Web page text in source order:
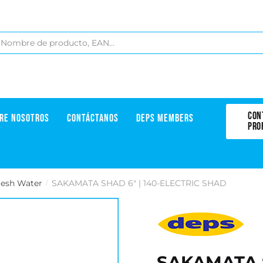
NOSOTROS CONTÁCTANOS DEPS MEMBERS
Water / SAKAMATA SHAD 6" | 140-ELECTRIC SHAD